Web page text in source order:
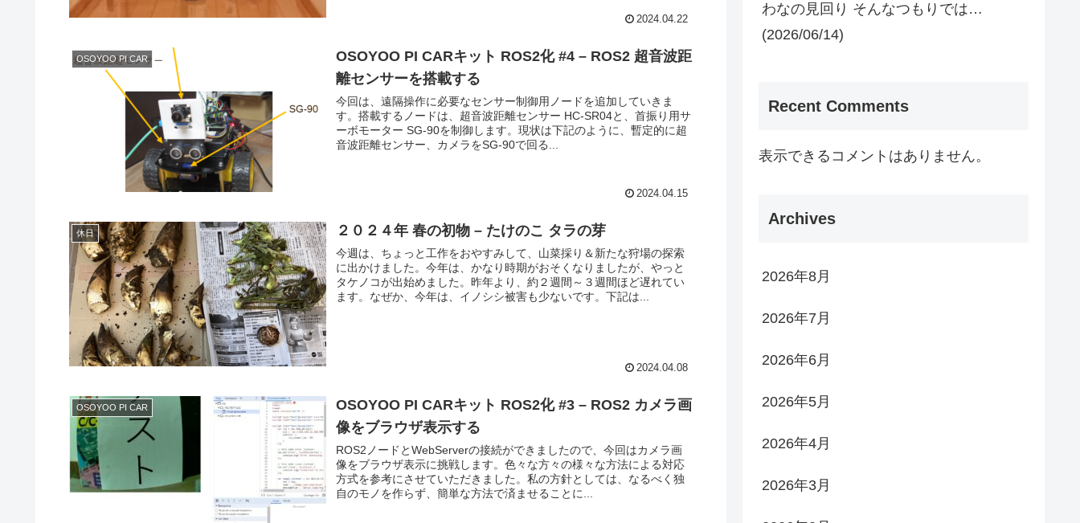
2024.04.22
OSOYOO PI CAR
OSOYOO PI CARキット ROS2化 #4 – ROS2 超音波距
離センサーを搭載する
今回は、遠隔操作に必要なセンサー制御用ノードを追加していきま
す。搭載するノードは、超音波距離センサー HC-SR04と、首振り用サ
ーボモーター SG-90を制御します。現状は下記のように、暫定的に超
音波距離センサー、カメラをSG-90で回る...
2024.04.15
休日 ２０２４年 春の初物 – たけのこ タラの芽
今週は、ちょっと工作をおやすみして、山菜採り＆新たな狩場の探索
に出かけました。今年は、かなり時期がおそくなりましたが、やっと
タケノコが出始めました。昨年より、約２週間～３週間ほど遅れてい
ます。なぜか、今年は、イノシシ被害も少ないです。下記は...
2024.04.08
OSOYOO PI CAR
OSOYOO PI CARキット ROS2化 #3 – ROS2 カメラ画
像をブラウザ表示する
ROS2ノードとWebServerの接続ができましたので、今回はカメラ画
像をブラウザ表示に挑戦します。色々な方々の様々な方法による対応
方式を参考にさせていただきました。私の方針としては、なるべく独
自のモノを作らず、簡単な方法で済ませることに...
わなの見回り そんなつもりでは…
(2026/06/14)
Recent Comments
表示できるコメントはありません。
Archives
2026年8月
2026年7月
2026年6月
2026年5月
2026年4月
2026年3月